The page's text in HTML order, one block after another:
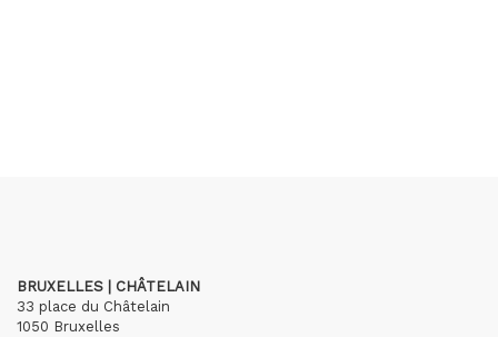
BRUXELLES | CHÂTELAIN
33 place du Châtelain
1050 Bruxelles